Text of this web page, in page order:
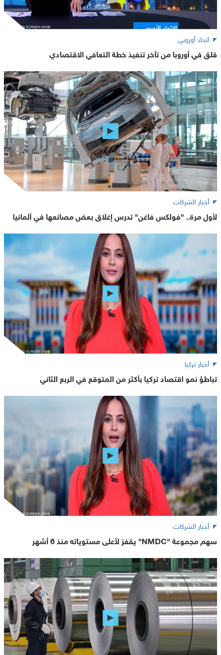
اتحاد أوروبي
قلق في أوروبا من تأخر تنفيذ خطة التعافي الاقتصادي
أخبار الشركات
لأول مرة.. "فولكس فاغن" تدرس إغلاق بعض مصانعها في ألمانيا
أخبار تركيا
تباطؤ نمو اقتصاد تركيا بأكثر من المتوقع في الربع الثاني
أخبار الشركات
سهم مجموعة "NMDC" يقفز لأعلى مستوياته منذ 6 أشهر